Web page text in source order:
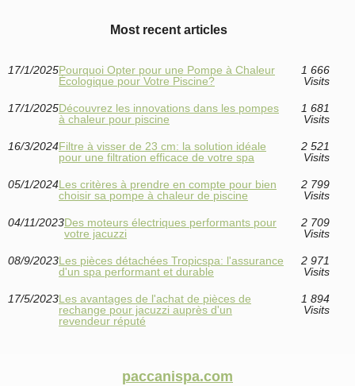
Most recent articles
17/1/2025Pourquoi Opter pour une Pompe à Chaleur
Écologique pour Votre Piscine?
1 666
Visits
17/1/2025Découvrez les innovations dans les pompes
à chaleur pour piscine
1 681
Visits
16/3/2024Filtre à visser de 23 cm: la solution idéale
pour une filtration efficace de votre spa
2 521
Visits
05/1/2024Les critères à prendre en compte pour bien
choisir sa pompe à chaleur de piscine
2 799
Visits
04/11/2023Des moteurs électriques performants pour
votre jacuzzi
2 709
Visits
08/9/2023Les pièces détachées Tropicspa: l'assurance
d'un spa performant et durable
2 971
Visits
17/5/2023Les avantages de l'achat de pièces de
rechange pour jacuzzi auprès d'un
revendeur réputé
1 894
Visits
paccanispa.com